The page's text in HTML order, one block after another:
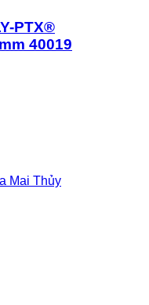
PTX®
40019
Mai Thủy